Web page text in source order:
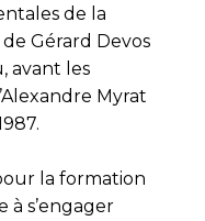
de la
Gérard Devos
avant les
Myrat
la formation
à s’engager